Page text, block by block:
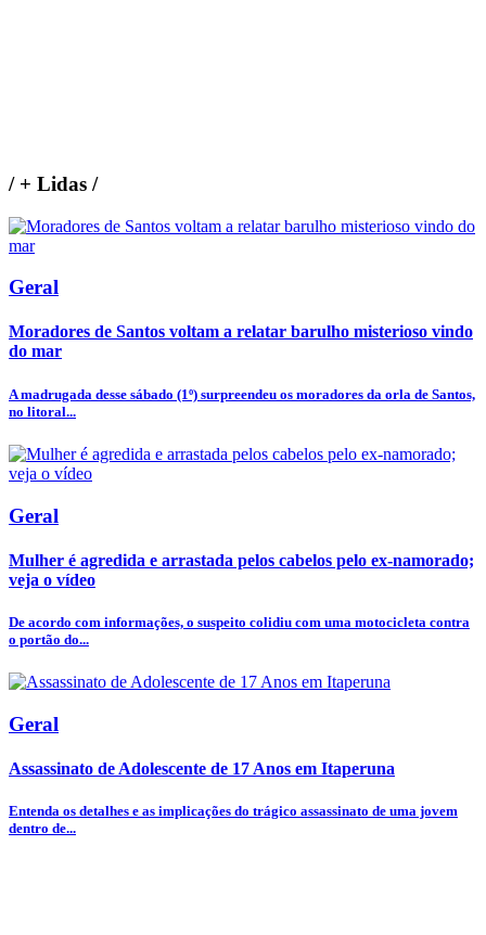
/+ Lidas /
Geral
Moradores de Santos voltam a relatar barulho misterioso vindo
do mar
A madrugada desse sábado (1º) surpreendeu os moradores da orla de Santos,
no litoral...
Geral
Mulher é agredida e arrastada pelos cabelos pelo ex-namorado;
veja o vídeo
De acordo com informações, o suspeito colidiu com uma motocicleta contra
o portão do...
Geral
Assassinato de Adolescente de 17 Anos em Itaperuna
Entenda os detalhes e as implicações do trágico assassinato de uma jovem
dentro de...